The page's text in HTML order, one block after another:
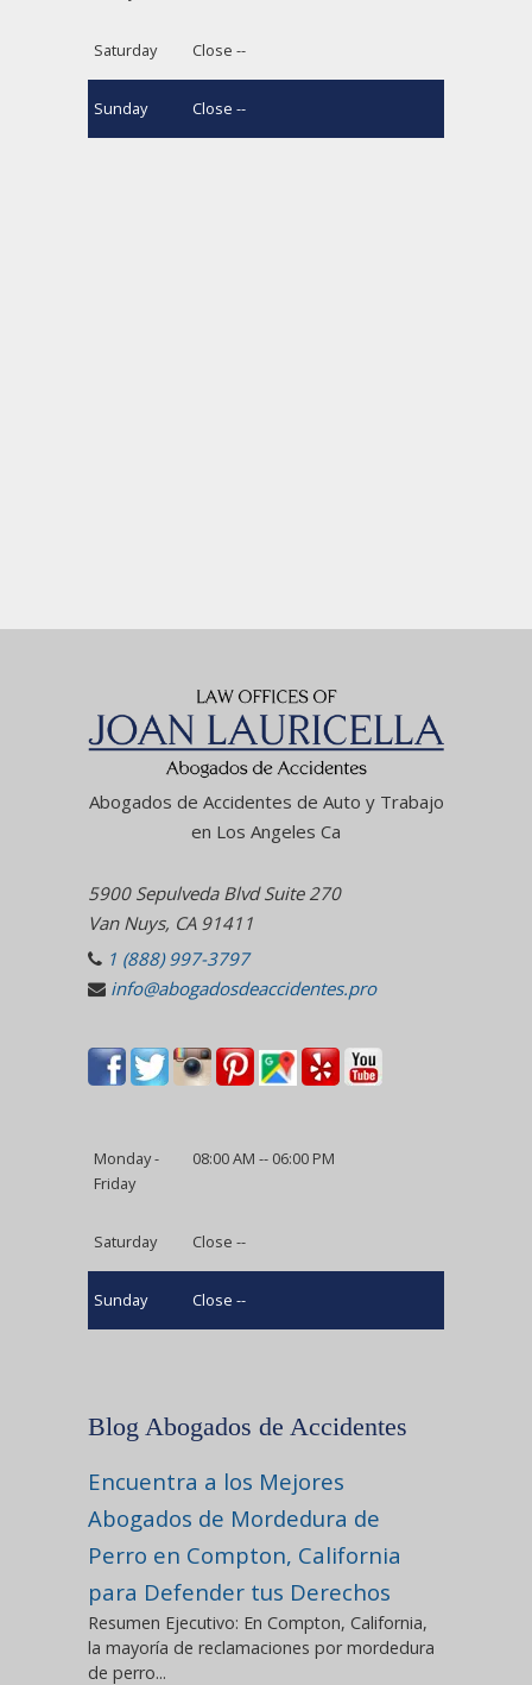
Saturday Close --
Sunday Close --
Abogados de Accidentes de Auto y Trabajo
en Los Angeles Ca
5900 Sepulveda Blvd Suite 270
Van Nuys, CA 91411
1 (888) 997-3797
info@abogadosdeaccidentes.pro
Monday -
Friday
08:00 AM -- 06:00 PM
Saturday Close --
Sunday Close --
Blog Abogados de Accidentes
Encuentra a los Mejores
Abogados de Mordedura de
Perro en Compton, California
para Defender tus Derechos
Resumen Ejecutivo: En Compton, California,
la mayoría de reclamaciones por mordedura
de perro...